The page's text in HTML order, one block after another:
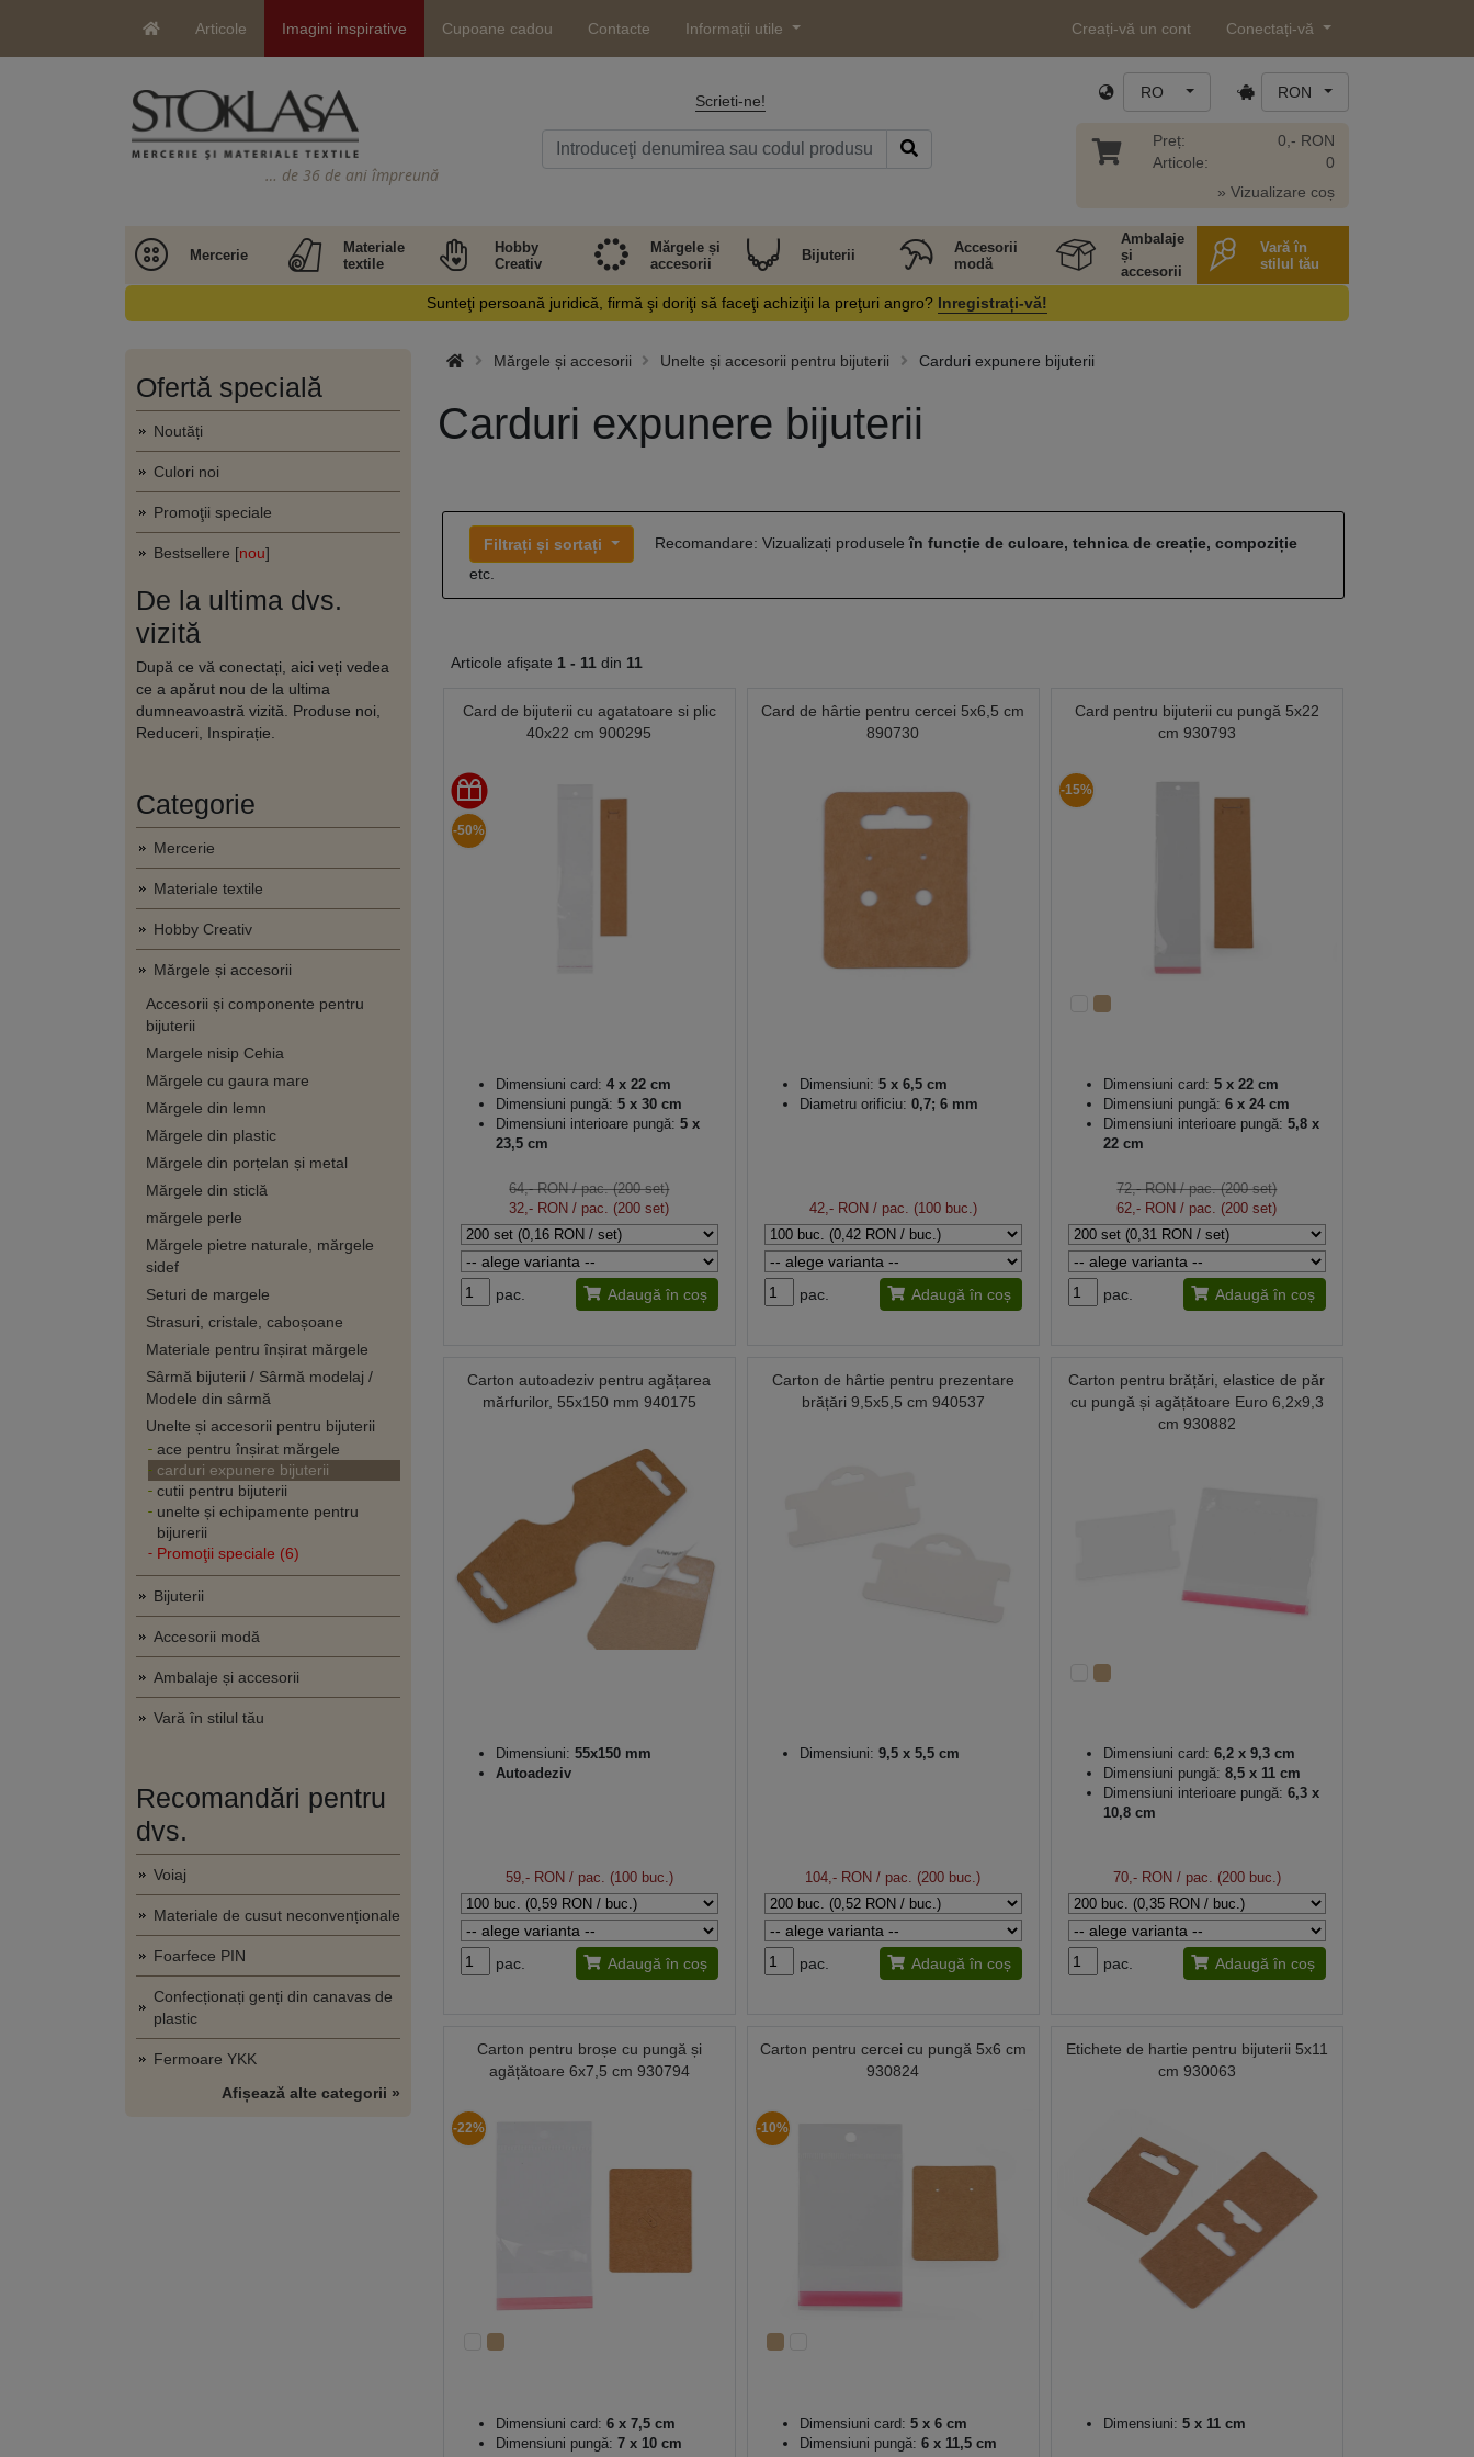
Articole Imagini inspirative Cupoane cadou Contacte Informații utile Creați-vă un cont Conectați-vă
… de 36 de ani împreună
Scrieti-ne! RO RON
Preț:
Articole:
0,- RON
0
» Vizualizare coș
Mercerie
Materiale
textile
Hobby
Creativ
Mărgele și
accesorii
Bijuterii
Accesorii
modă
Ambalaje
și
accesorii
Vară în
stilul tău
Sunteţi persoană juridică, firmă şi doriţi să faceţi achiziţii la preţuri angro? Inregistrați-vă!
Ofertă specială
Noutăți
Culori noi
Promoţii speciale
Bestsellere [nou]
De la ultima dvs.
vizită
După ce vă conectați, aici veți vedea
ce a apărut nou de la ultima
dumneavoastră vizită. Produse noi,
Reduceri, Inspirație.
Categorie
Mercerie
Materiale textile
Hobby Creativ
Mărgele și accesorii
Accesorii și componente pentru
bijuterii
Margele nisip Cehia
Mărgele cu gaura mare
Mărgele din lemn
Mărgele din plastic
Mărgele din porțelan și metal
Mărgele din sticlă
mărgele perle
Mărgele pietre naturale, mărgele
sidef
Seturi de margele
Strasuri, cristale, caboșoane
Materiale pentru înșirat mărgele
Sârmă bijuterii / Sârmă modelaj /
Modele din sârmă
Unelte și accesorii pentru bijuterii
ace pentru înșirat mărgele
carduri expunere bijuterii
cutii pentru bijuterii
unelte și echipamente pentru
bijurerii
Promoţii speciale (6)
Bijuterii
Accesorii modă
Ambalaje și accesorii
Vară în stilul tău
Recomandări pentru
dvs.
Voiaj
Materiale de cusut neconvenționale
Foarfece PIN
Confecționați genți din canavas de
plastic
Fermoare YKK
Afișează alte categorii »
Mărgele și accesorii Unelte și accesorii pentru bijuterii Carduri expunere bijuterii
Carduri expunere bijuterii
Filtrați și sortați Recomandare: Vizualizați produseleîn funcție de culoare, tehnica de creație, compoziție
etc.
Articole afișate 1 - 11 din 11
Card de bijuterii cu agatatoare si plic
40x22 cm 900295
-50%
Dimensiuni card: 4 x 22 cm
Dimensiuni pungă: 5 x 30 cm
Dimensiuni interioare pungă: 5 x
23,5 cm
64,- RON/ pac. (200 set)
32,- RON / pac. (200 set)
pac. Adaugă în coș
Card de hârtie pentru cercei 5x6,5 cm
890730
Dimensiuni: 5 x 6,5 cm
Diametru orificiu: 0,7; 6 mm
42,- RON / pac. (100 buc.)
pac. Adaugă în coș
Card pentru bijuterii cu pungă 5x22
cm 930793
-15%
Dimensiuni card: 5 x 22 cm
Dimensiuni pungă: 6 x 24 cm
Dimensiuni interioare pungă: 5,8 x
22 cm
72,- RON/ pac. (200 set)
62,- RON / pac. (200 set)
pac. Adaugă în coș
Carton autoadeziv pentru agățarea
mărfurilor, 55x150 mm 940175
Dimensiuni: 55x150 mm
Autoadeziv
59,- RON / pac. (100 buc.)
pac. Adaugă în coș
Carton de hârtie pentru prezentare
brățări 9,5x5,5 cm 940537
Dimensiuni: 9,5 x 5,5 cm
104,- RON / pac. (200 buc.)
pac. Adaugă în coș
Carton pentru brățări, elastice de păr
cu pungă și agățătoare Euro 6,2x9,3
cm 930882
Dimensiuni card: 6,2 x 9,3 cm
Dimensiuni pungă: 8,5 x 11 cm
Dimensiuni interioare pungă: 6,3 x
10,8 cm
70,- RON / pac. (200 buc.)
pac. Adaugă în coș
Carton pentru broșe cu pungă și
agățătoare 6x7,5 cm 930794
-22%
Dimensiuni card: 6 x 7,5 cm
Dimensiuni pungă: 7 x 10 cm
Carton pentru cercei cu pungă 5x6 cm
930824
-10%
Dimensiuni card: 5 x 6 cm
Dimensiuni pungă: 6 x 11,5 cm
Etichete de hartie pentru bijuterii 5x11
cm 930063
Dimensiuni: 5 x 11 cm